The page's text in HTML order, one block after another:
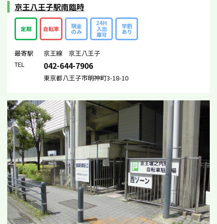
京王八王子駅南臨時
定期 自転車 現金
のみ
24H
入出
庫可
学割
あり
最寄駅
京王線 京王八王子
TEL
042-644-7906
東京都八王子市明神町3-18-10